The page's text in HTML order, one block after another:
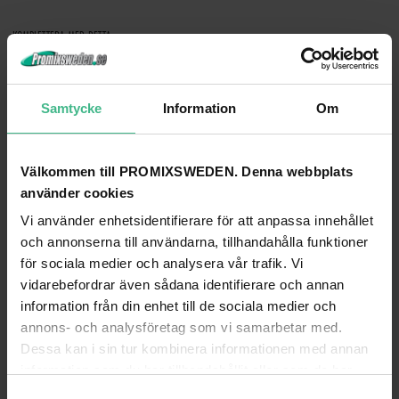
Samtycke Information Om
Välkommen till PROMIXSWEDEN. Denna webbplats
använder cookies
Vi använder enhetsidentifierare för att anpassa innehållet
och annonserna till användarna, tillhandahålla funktioner
för sociala medier och analysera vår trafik. Vi
vidarebefordrar även sådana identifierare och annan
information från din enhet till de sociala medier och
annons- och analysföretag som vi samarbetar med.
Dessa kan i sin tur kombinera informationen med annan
KOMPLETTERA MED DETTA
OMNITRONIC SPEAKER CABLE 2X1.5 100M BK DURABLE
Omnitronic Högtalarkabel 2x1.5 100m svart tålig
OMNITRONIC SPEAKER CABLE 2X2.5 100M BK DURABLE
Omnitronic Högtalarkabel 2x2.5 100m svart
tålig
Högtalarkabel
2 506 kr
LÄGG TILL